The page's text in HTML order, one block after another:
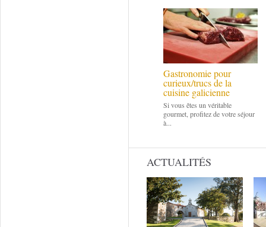
Gastronomie pour
curieux/trucs de la
cuisine galicienne
Si vous êtes un véritable
gourmet, profitez de votre séjour
à...
ACTUALITÉS